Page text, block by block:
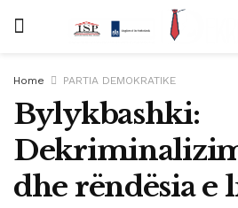
Home PARTIA DEMOKRATIKE
Bylykbashki:
dhe rëndësia e